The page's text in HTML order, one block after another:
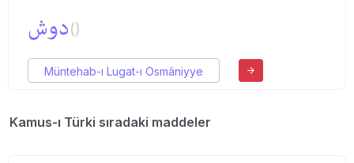
دوش()
Müntehab-ı Lugat-ı Osmâniyye
Kamus-ı Türki sıradaki maddeler